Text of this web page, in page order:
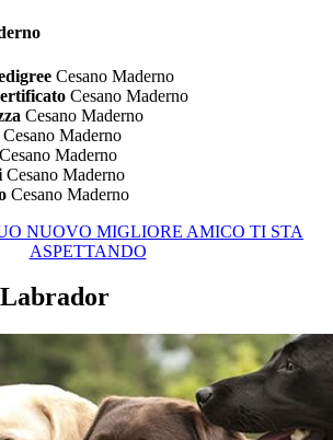
Cesano Maderno
Cesano Maderno
Cesano Maderno
Cesano Maderno
Cesano Maderno
Cesano Maderno
Cesano Maderno
NUOVO MIGLIORE AMICO TI STA
ASPETTANDO